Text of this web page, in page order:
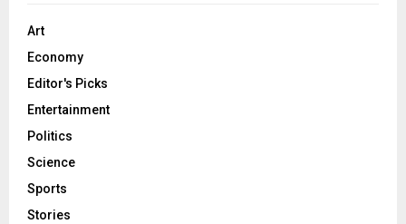
Art
Economy
Editor's Picks
Entertainment
Politics
Science
Sports
Stories